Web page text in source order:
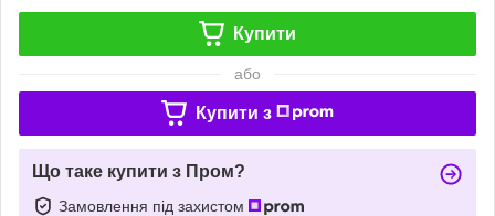
Купити
або
Купити з
Що таке купити з Пром?
Замовлення під захистом